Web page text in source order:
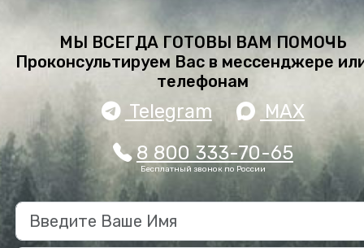
МЫ ВСЕГДА ГОТОВЫ ВАМ ПОМОЧЬ
Проконсультируем Вас в мессенджере
телефонам
Telegram
MAX
8 800 333-70-65
Бесплатный звонок по России